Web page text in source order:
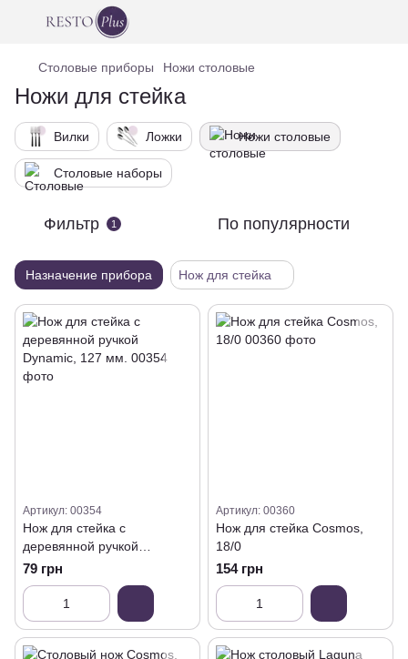
Столовые приборы Ножи столовые
Ножи для стейка
Вилки Ложки Ножи столовые
Столовые наборы
Фильтр 1 По популярности
Назначение прибора Нож для стейка
Артикул: 00354
Нож для стейка с
деревянной ручкой
Dynamic, 127 мм.
79 грн
Артикул: 00360
Нож для стейка Cosmos,
18/0
154 грн